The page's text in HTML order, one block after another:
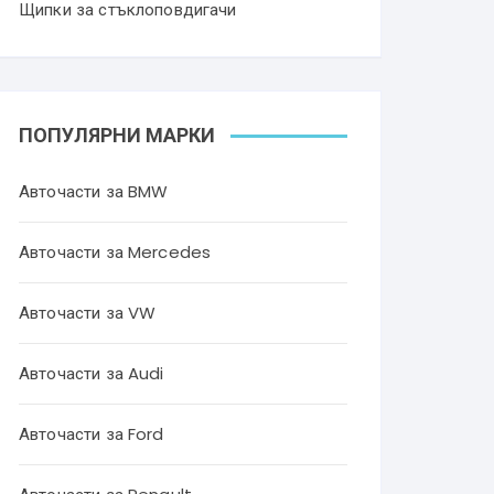
Щипки за стъклоповдигачи
ПОПУЛЯРНИ МАРКИ
Авточасти за BMW
Авточасти за Mercedes
Авточасти за VW
Авточасти за Audi
Авточасти за Ford